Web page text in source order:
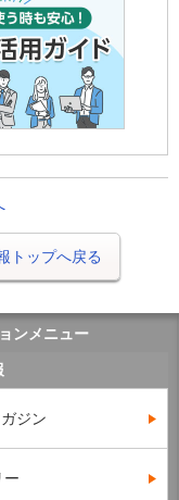
トップへ戻る
ンメニュー
ジン
ー